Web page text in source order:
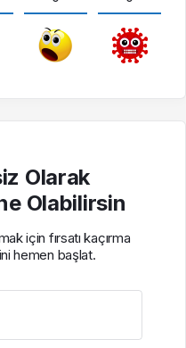
Olarak
Olabilirsin
için fırsatı kaçırma
hemen başlat.